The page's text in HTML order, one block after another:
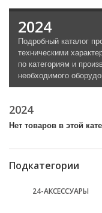
2024
Подробный каталог
техническими
по категориям и
необходимого
2024
Нет товаров в этой
Подкатегории
24-АКСЕССУАРЫ